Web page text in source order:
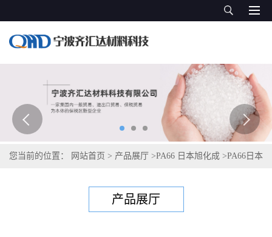
您当前的位置： 网站首页 > 产品展厅 >PA66 日本旭化成 >PA66日本
产品展厅